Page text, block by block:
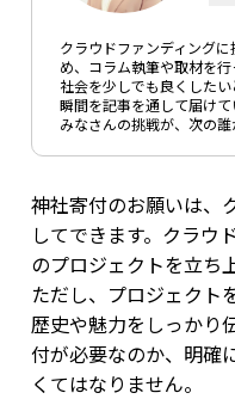
クラウドファンディング
め、コラム執筆や取材を行
社会を少しでも良くした
瞬間を記事を通して届けて
みなさんの挑戦が、次の誰
神社寄付のお願いは、
してできます。クラウ
のプロジェクトを立ち
ただし、プロジェクト
歴史や魅力をしっかり
付が必要なのか、明確
くてはなりません。